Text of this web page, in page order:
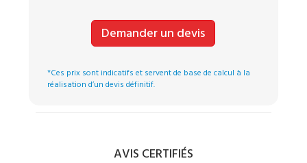
Demander un devis
*Ces prix sont indicatifs et servent de base de calcul à la
réalisation d’un devis définitif.
AVIS CERTIFIÉS